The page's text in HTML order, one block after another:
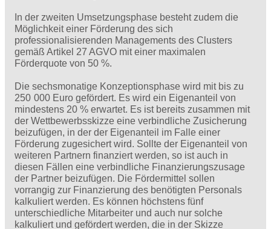
In der zweiten Umsetzungsphase besteht zudem die
Möglichkeit einer Förderung des sich
professionalisierenden Managements des Clusters
gemäß Artikel 27 AGVO mit einer maximalen
Förderquote von 50 %.
Die sechsmonatige Konzeptionsphase wird mit bis zu
250 000 Euro gefördert. Es wird ein Eigenanteil von
mindestens 20 % erwartet. Es ist bereits zusammen mit
der Wettbewerbsskizze eine verbindliche Zusicherung
beizufügen, in der der Eigenanteil im Falle einer
Förderung zugesichert wird. Sollte der Eigenanteil von
weiteren Partnern finanziert werden, so ist auch in
diesen Fällen eine verbindliche Finanzierungszusage
der Partner beizufügen. Die Fördermittel sollen
vorrangig zur Finanzierung des benötigten Personals
kalkuliert werden. Es können höchstens fünf
unterschiedliche Mitarbeiter und auch nur solche
kalkuliert und gefördert werden, die in der Skizze